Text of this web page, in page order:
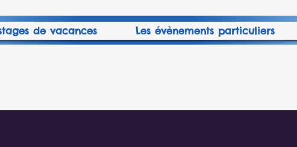
de vacances Les évènements particuliers